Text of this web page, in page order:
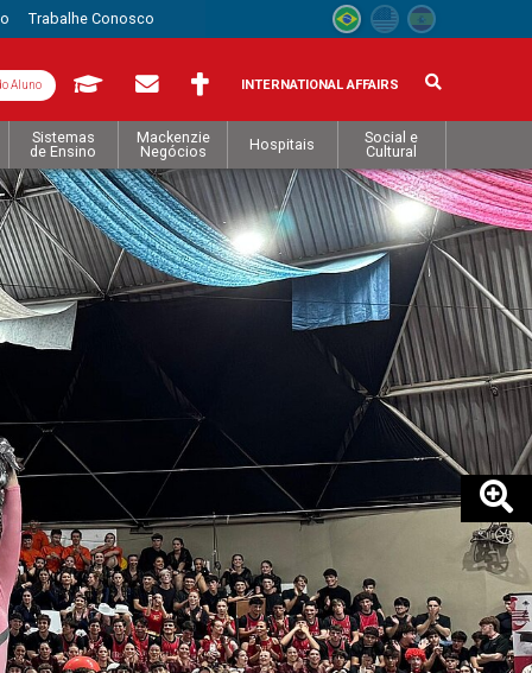
Trabalhe Conosco
Aluno INTERNATIONAL AFFAIRS
Sistemas
de Ensino
Mackenzie
Negócios
Hospitais
Social e
Cultural